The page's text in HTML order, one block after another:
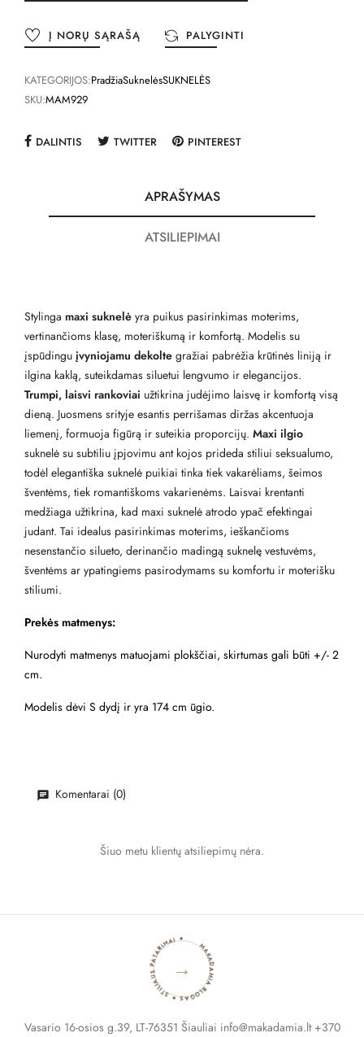
Į NORŲ SĄRAŠĄ PALYGINTI
KATEGORIJOS:PradžiaSuknelėsSUKNELĖS
SKU:MAM929
DALINTIS TWITTER PINTEREST
APRAŠYMAS
ATSILIEPIMAI
Stylinga maxi suknelė yra puikus pasirinkimas moterims,
vertinančioms klasę, moteriškumą ir komfortą. Modelis su
įspūdingu įvyniojamu dekolte gražiai pabrėžia krūtinės liniją ir
ilgina kaklą, suteikdamas siluetui lengvumo ir elegancijos.
Trumpi, laisvi rankoviai užtikrina judėjimo laisvę ir komfortą visą
dieną. Juosmens srityje esantis perrišamas diržas akcentuoja
liemenį, formuoja figūrą ir suteikia proporcijų. Maxi ilgio
suknelė su subtiliu įpjovimu ant kojos prideda stiliui seksualumo,
todėl elegantiška suknelė puikiai tinka tiek vakarėliams, šeimos
šventėms, tiek romantiškoms vakarienėms. Laisvai krentanti
medžiaga užtikrina, kad maxi suknelė atrodo ypač efektingai
judant. Tai idealus pasirinkimas moterims, ieškančioms
nesenstančio silueto, derinančio madingą suknelę vestuvėms,
šventėms ar ypatingiems pasirodymams su komfortu ir moterišku
stiliumi.
Prekės matmenys:
Nurodyti matmenys matuojami plokščiai, skirtumas gali būti +/- 2
cm.
Modelis dėvi S dydį ir yra 174 cm ūgio.
Komentarai (0)
Šiuo metu klientų atsiliepimų nėra.
MAKADAMIA BLOGAS ✦ STILIAUS PATARIMAI ✦
→
Vasario 16-osios g.39, LT-76351 Šiauliai info@makadamia.lt +370